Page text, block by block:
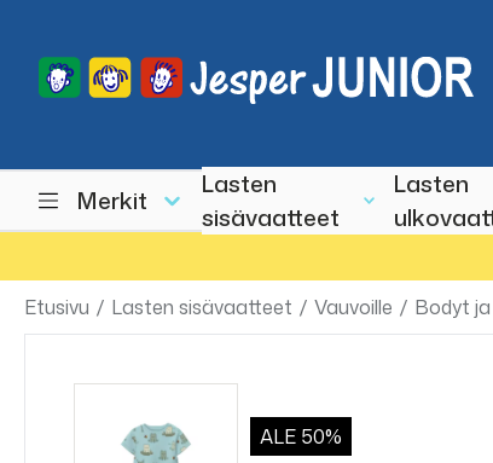
Merkit
Lasten
sisävaatteet
Lasten
Etusivu / Lasten sisävaatteet / Vauvoille / Bodyt
ALE 50%